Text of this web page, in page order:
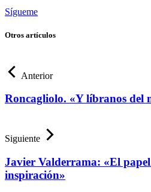
Sígueme
Otros artículos
Anterior
Roncagliolo. «Y líbranos del
Siguiente
Javier Valderrama: «El
inspiración»